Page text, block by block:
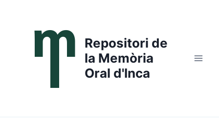
contenido
Repositori de
la Memòria
Oral d'Inca